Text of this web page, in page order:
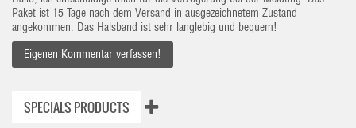
Paket ist 15 Tage nach dem Versand in ausgezeichnetem Zustand
angekommen. Das Halsband ist sehr langlebig und bequem!
Eigenen Kommentar verfassen!
SPECIALS PRODUCTS